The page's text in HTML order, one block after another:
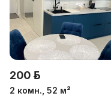
200 р.
2 комн., 52 м²